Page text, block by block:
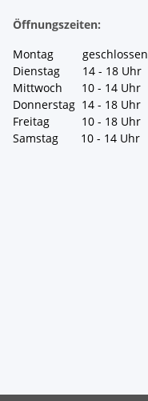
Öffnungszeiten:
Montag geschlossen
Dienstag 14 - 18 Uhr
Mittwoch 10 - 14 Uhr
Donnerstag 14 - 18 Uhr
Freitag 10 - 18 Uhr
Samstag 10 - 14 Uhr